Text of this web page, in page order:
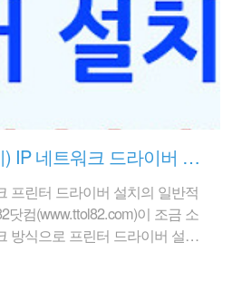
터의 정확한 모델이 무엇인지 컴
힘들다...
캐논 복합기(복사기) IP 네트워크 드라이버 설치방법 - 윈도우7(프린터 설치)
프린터 드라이버 설치의 일반적
닷컴(www.ttol82.com)이 조금 소
방식으로 프린터 드라이버 설치
필요가 없다. 일반적으로는 자